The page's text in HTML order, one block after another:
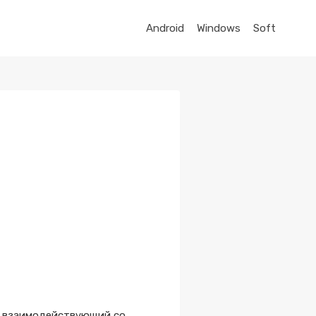
Android Windows Soft